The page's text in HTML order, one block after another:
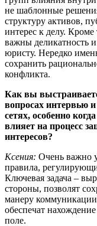
не шаблонные
структуру активов,
интерес к делу.
важны деликатность
юристу. Нередко
сохранить
конфликта.
Как вы
вопросах интервью
сетях, особенно
влияет на процесс
интересов?
Ксения: Очень важно
правила,
Ключевая задача –
стороны, позволят
манеру
обеспечат
поле.